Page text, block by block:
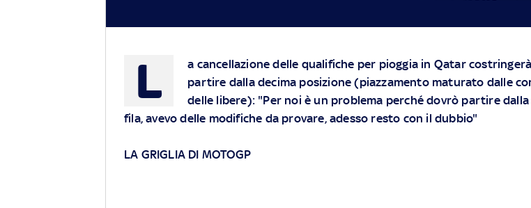
L
a cancellazione delle qualifiche per pioggia in Qatar
partire dalla decima posizione (piazzamento maturato dalle
delle libere): "Per noi è un problema perché dovrò partire
fila, avevo delle modifiche da provare, adesso resto con il dubbio"
LA GRIGLIA DI MOTOGP